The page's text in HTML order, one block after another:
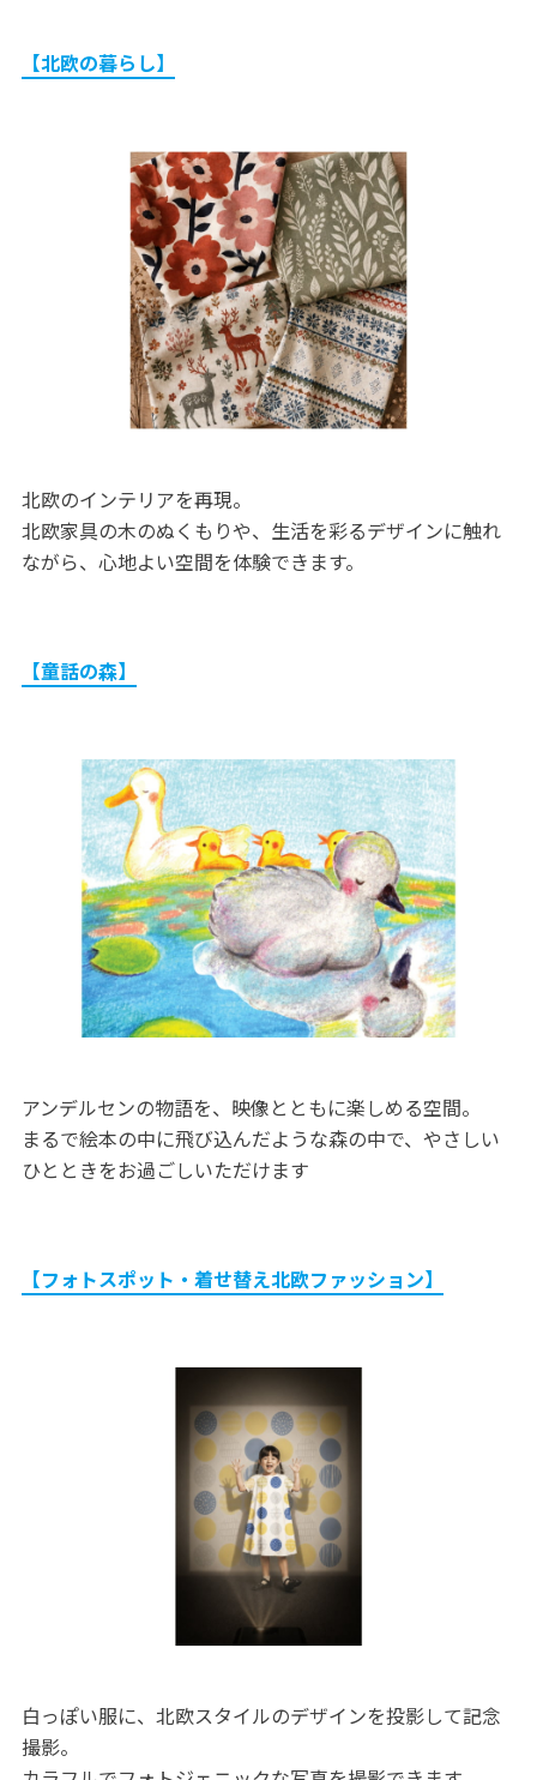
【北欧の暮らし】
北欧のインテリアを再現。
北欧家具の木のぬくもりや、生活を彩るデザインに触れ
ながら、心地よい空間を体験できます。
【童話の森】
アンデルセンの物語を、映像とともに楽しめる空間。
まるで絵本の中に飛び込んだような森の中で、やさしい
ひとときをお過ごしいただけます
【フォトスポット・着せ替え北欧ファッション】
白っぽい服に、北欧スタイルのデザインを投影して記念
撮影。